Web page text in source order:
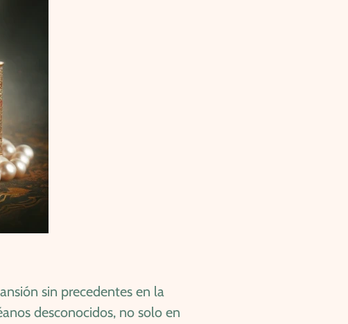
sin precedentes en la
desconocidos, no solo en